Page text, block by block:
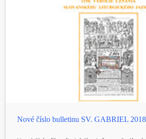
Nové číslo bulletinu SV. GABRIEL